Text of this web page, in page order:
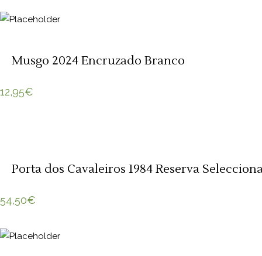
Musgo 2024 Encruzado Branco
12,95€
Porta dos Cavaleiros 1984 Reserva
54,50€